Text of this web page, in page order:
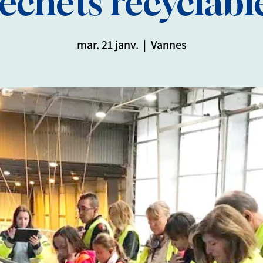
mar. 21 janv.
  |
Vannes